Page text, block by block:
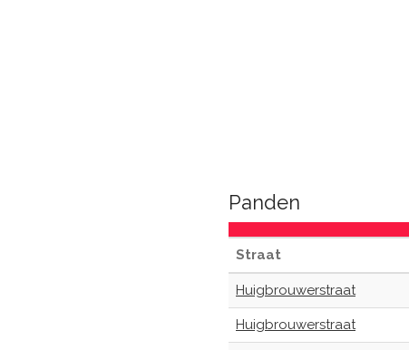
Panden
Straat
Huigbrouwerstraat
Huigbrouwerstraat